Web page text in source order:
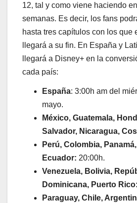
12, tal y como viene haciendo
semanas. Es decir, los fans
hasta tres capítulos con los que
llegará a su fin. En España y
llegará a Disney+ en la
cada país:
España: 3:00h am del
mayo.
México, Guatemala,
Salvador, Nicaragua,
Perú, Colombia, Panamá,
Ecuador: 20:00h.
Venezuela, Bolivia,
Dominicana, Puerto Rico:
Paraguay, Chile,